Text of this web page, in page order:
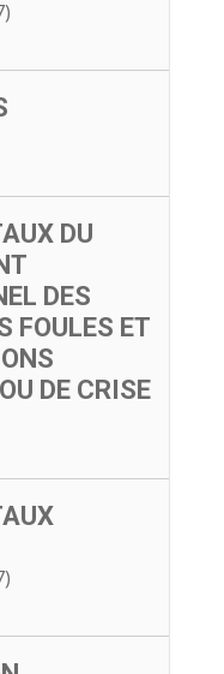
DU
DES
FOULES ET
DE CRISE